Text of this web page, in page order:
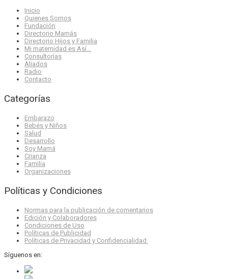
Inicio
Quienes Somos
Fundación
Directorio Mamás
Directorio Hijos y Familia
Mi maternidad es Así…
Consultorías
Aliados
Radio
Contacto
Categorías
Embarazo
Bebés y Niños
Salud
Desarrollo
Soy Mamá
Crianza
Familia
Organizaciones
Políticas y Condiciones
Normas para la publicación de comentarios
Edición y Colaboradores
Condiciones de Uso
Políticas de Publicidad
Políticas de Privacidad y Confidencialidad
Síguenos en: